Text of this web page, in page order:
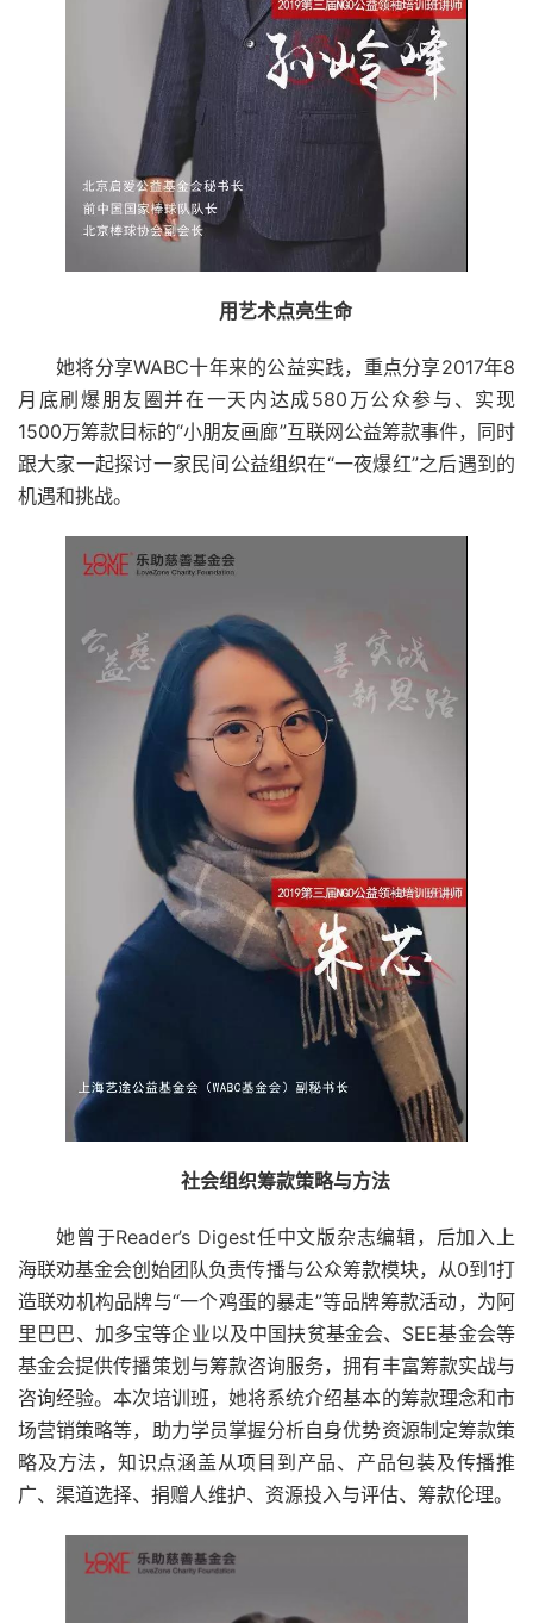
用艺术点亮生命
她将分享WABC十年来的公益实践，重点分享2017年8
月底刷爆朋友圈并在一天内达成580万公众参与、实现
1500万筹款目标的“小朋友画廊”互联网公益筹款事件，同时
跟大家一起探讨一家民间公益组织在“一夜爆红”之后遇到的
机遇和挑战。
社会组织筹款策略与方法
她曾于Reader’s Digest任中文版杂志编辑，后加入上
海联劝基金会创始团队负责传播与公众筹款模块，从0到1打
造联劝机构品牌与“一个鸡蛋的暴走”等品牌筹款活动，为阿
里巴巴、加多宝等企业以及中国扶贫基金会、SEE基金会等
基金会提供传播策划与筹款咨询服务，拥有丰富筹款实战与
咨询经验。本次培训班，她将系统介绍基本的筹款理念和市
场营销策略等，助力学员掌握分析自身优势资源制定筹款策
略及方法，知识点涵盖从项目到产品、产品包装及传播推
广、渠道选择、捐赠人维护、资源投入与评估、筹款伦理。